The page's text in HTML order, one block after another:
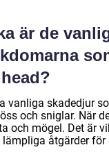
är de
vanliga skadedjur
och sniglar. När
och mögel. Det är
åtgärder för